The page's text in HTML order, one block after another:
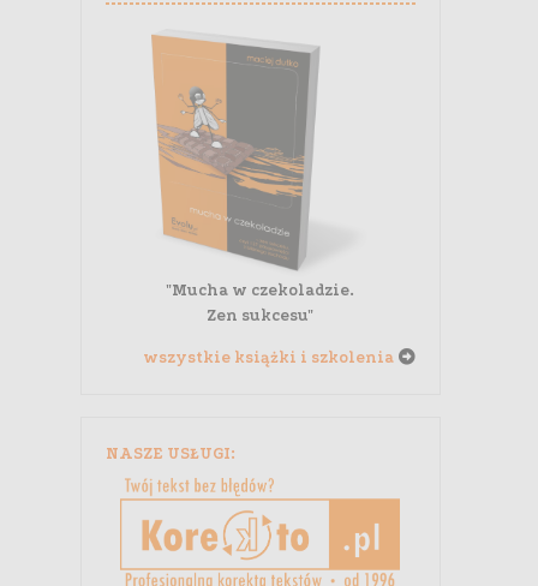
"Mucha w czekoladzie.
Zen sukcesu"
wszystkie książki i szkolenia
NASZE USŁUGI: